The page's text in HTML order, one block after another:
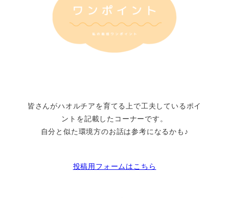
皆さんがハオルチアを育てる上で工夫しているポイ
ントを記載したコーナーです。
自分と似た環境方のお話は参考になるかも♪
投稿用フォームはこちら